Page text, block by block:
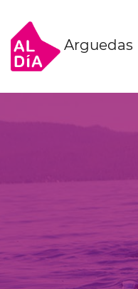
Arguedas